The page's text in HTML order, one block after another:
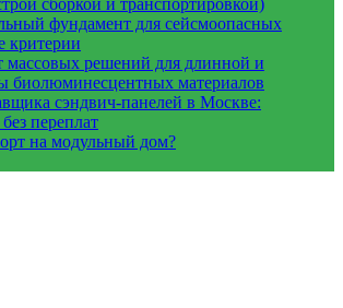
сборкой и транспортировкой)
фундамент для сейсмоопасных
критерии
массовых решений для длинной и
биолюминесцентных материалов
сэндвич-панелей в Москве:
переплат
на модульный дом?